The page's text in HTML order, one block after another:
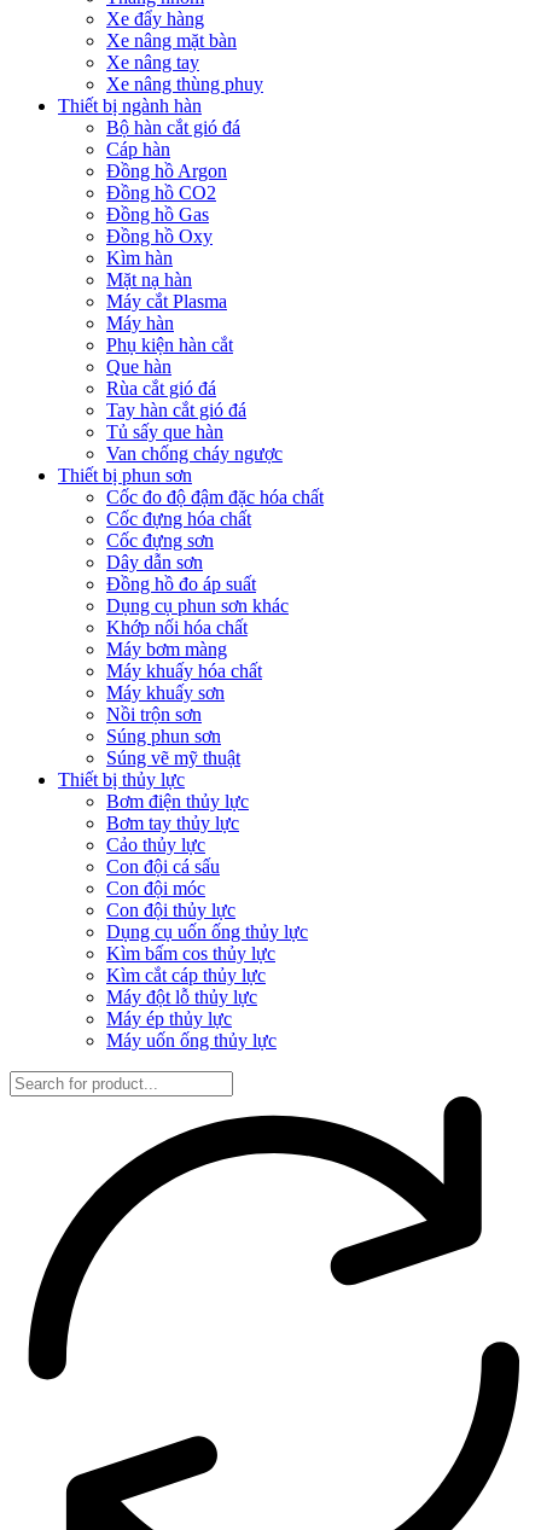
Xe đẩy hàng
Xe nâng mặt bàn
Xe nâng tay
Xe nâng thùng phuy
Thiết bị ngành hàn
Bộ hàn cắt gió đá
Cáp hàn
Đồng hồ Argon
Đồng hồ CO2
Đồng hồ Gas
Đồng hồ Oxy
Kìm hàn
Mặt nạ hàn
Máy cắt Plasma
Máy hàn
Phụ kiện hàn cắt
Que hàn
Rùa cắt gió đá
Tay hàn cắt gió đá
Tủ sấy que hàn
Van chống cháy ngược
Thiết bị phun sơn
Cốc đo độ đậm đặc hóa chất
Cốc đựng hóa chất
Cốc đựng sơn
Dây dẫn sơn
Đồng hồ đo áp suất
Dụng cụ phun sơn khác
Khớp nối hóa chất
Máy bơm màng
Máy khuấy hóa chất
Máy khuấy sơn
Nồi trộn sơn
Súng phun sơn
Súng vẽ mỹ thuật
Thiết bị thủy lực
Bơm điện thủy lực
Bơm tay thủy lực
Cảo thủy lực
Con đội cá sấu
Con đội móc
Con đội thủy lực
Dụng cụ uốn ống thủy lực
Kìm bấm cos thủy lực
Kìm cắt cáp thủy lực
Máy đột lỗ thủy lực
Máy ép thủy lực
Máy uốn ống thủy lực